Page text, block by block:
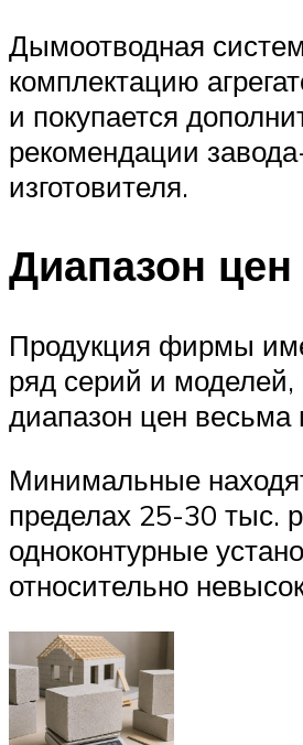
Дымоотводная
комплектацию
и покупается
рекомендации
изготовителя.
Диапазон цен
Продукция фирмы
ряд серий и моделей,
диапазон цен весьма
Минимальные
пределах 25-30 тыс.
одноконтурные
относительно